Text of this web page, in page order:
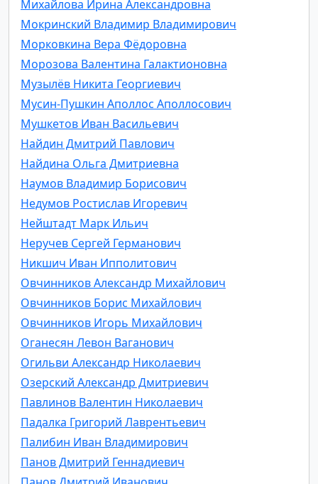
Михайлова Ирина Александровна
Мокринский Владимир Владимирович
Морковкина Вера Фёдоровна
Морозова Валентина Галактионовна
Музылёв Никита Георгиевич
Мусин-Пушкин Аполлос Аполлосович
Мушкетов Иван Васильевич
Найдин Дмитрий Павлович
Найдина Ольга Дмитриевна
Наумов Владимир Борисович
Недумов Ростислав Игоревич
Нейштадт Марк Ильич
Неручев Сергей Германович
Никшич Иван Ипполитович
Овчинников Александр Михайлович
Овчинников Борис Михайлович
Овчинников Игорь Михайлович
Оганесян Левон Ваганович
Огильви Александр Николаевич
Озерский Александр Дмитриевич
Павлинов Валентин Николаевич
Падалка Григорий Лаврентьевич
Палибин Иван Владимирович
Панов Дмитрий Геннадиевич